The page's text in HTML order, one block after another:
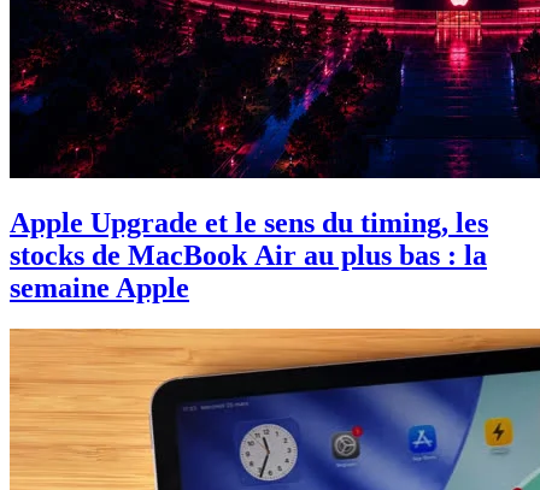
Apple Upgrade et le sens du timing, les
stocks de MacBook Air au plus bas : la
semaine Apple